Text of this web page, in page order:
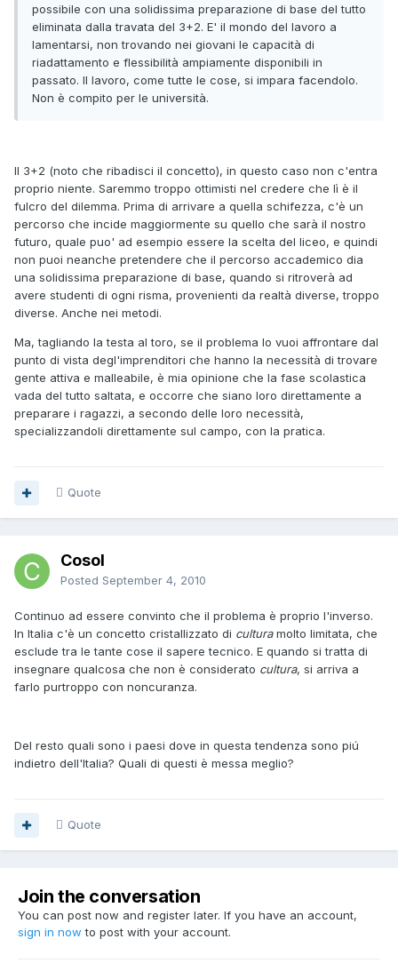
possibile con una solidissima preparazione di base del tutto
eliminata dalla travata del 3+2. E' il mondo del lavoro a
lamentarsi, non trovando nei giovani le capacità di
riadattamento e flessibilità ampiamente disponibili in
passato. Il lavoro, come tutte le cose, si impara facendolo.
Non è compito per le università.
Il 3+2 (noto che ribadisci il concetto), in questo caso non c'entra
proprio niente. Saremmo troppo ottimisti nel credere che lì è il
fulcro del dilemma. Prima di arrivare a quella schifezza, c'è un
percorso che incide maggiormente su quello che sarà il nostro
futuro, quale puo' ad esempio essere la scelta del liceo, e quindi
non puoi neanche pretendere che il percorso accademico dia
una solidissima preparazione di base, quando si ritroverà ad
avere studenti di ogni risma, provenienti da realtà diverse, troppo
diverse. Anche nei metodi.
Ma, tagliando la testa al toro, se il problema lo vuoi affrontare dal
punto di vista degl'imprenditori che hanno la necessità di trovare
gente attiva e malleabile, è mia opinione che la fase scolastica
vada del tutto saltata, e occorre che siano loro direttamente a
preparare i ragazzi, a secondo delle loro necessità,
specializzandoli direttamente sul campo, con la pratica.
Quote
Cosol
Posted September 4, 2010
Continuo ad essere convinto che il problema è proprio l'inverso.
In Italia c'è un concetto cristallizzato di culturamolto limitata, che
esclude tra le tante cose il sapere tecnico. E quando si tratta di
insegnare qualcosa che non è considerato cultura, si arriva a
farlo purtroppo con noncuranza.
Del resto quali sono i paesi dove in questa tendenza sono piú
indietro dell'Italia? Quali di questi è messa meglio?
Quote
Join the conversation
You can post now and register later. If you have an account,
sign in now to post with your account.